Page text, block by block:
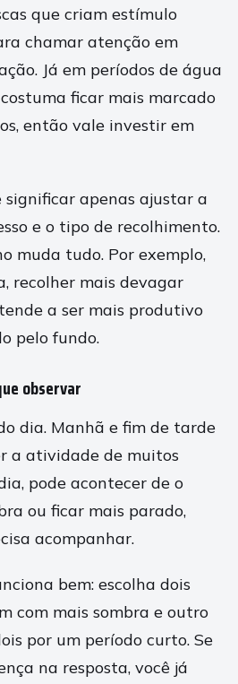
que criam estímulo
chamar atenção em
Já em períodos de água
ficar mais marcado
então vale investir em
significar apenas ajustar a
e o tipo de recolhimento.
muda tudo. Por exemplo,
recolher mais devagar
a ser mais produtivo
pelo fundo.
observar
dia. Manhã e fim de tarde
a atividade de muitos
pode acontecer de o
ou ficar mais parado,
acompanhar.
bem: escolha dois
com mais sombra e outro
por um período curto. Se
na resposta, você já